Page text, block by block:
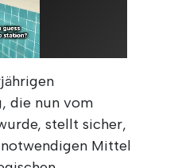
die nun vom
stellt sicher,
Mittel